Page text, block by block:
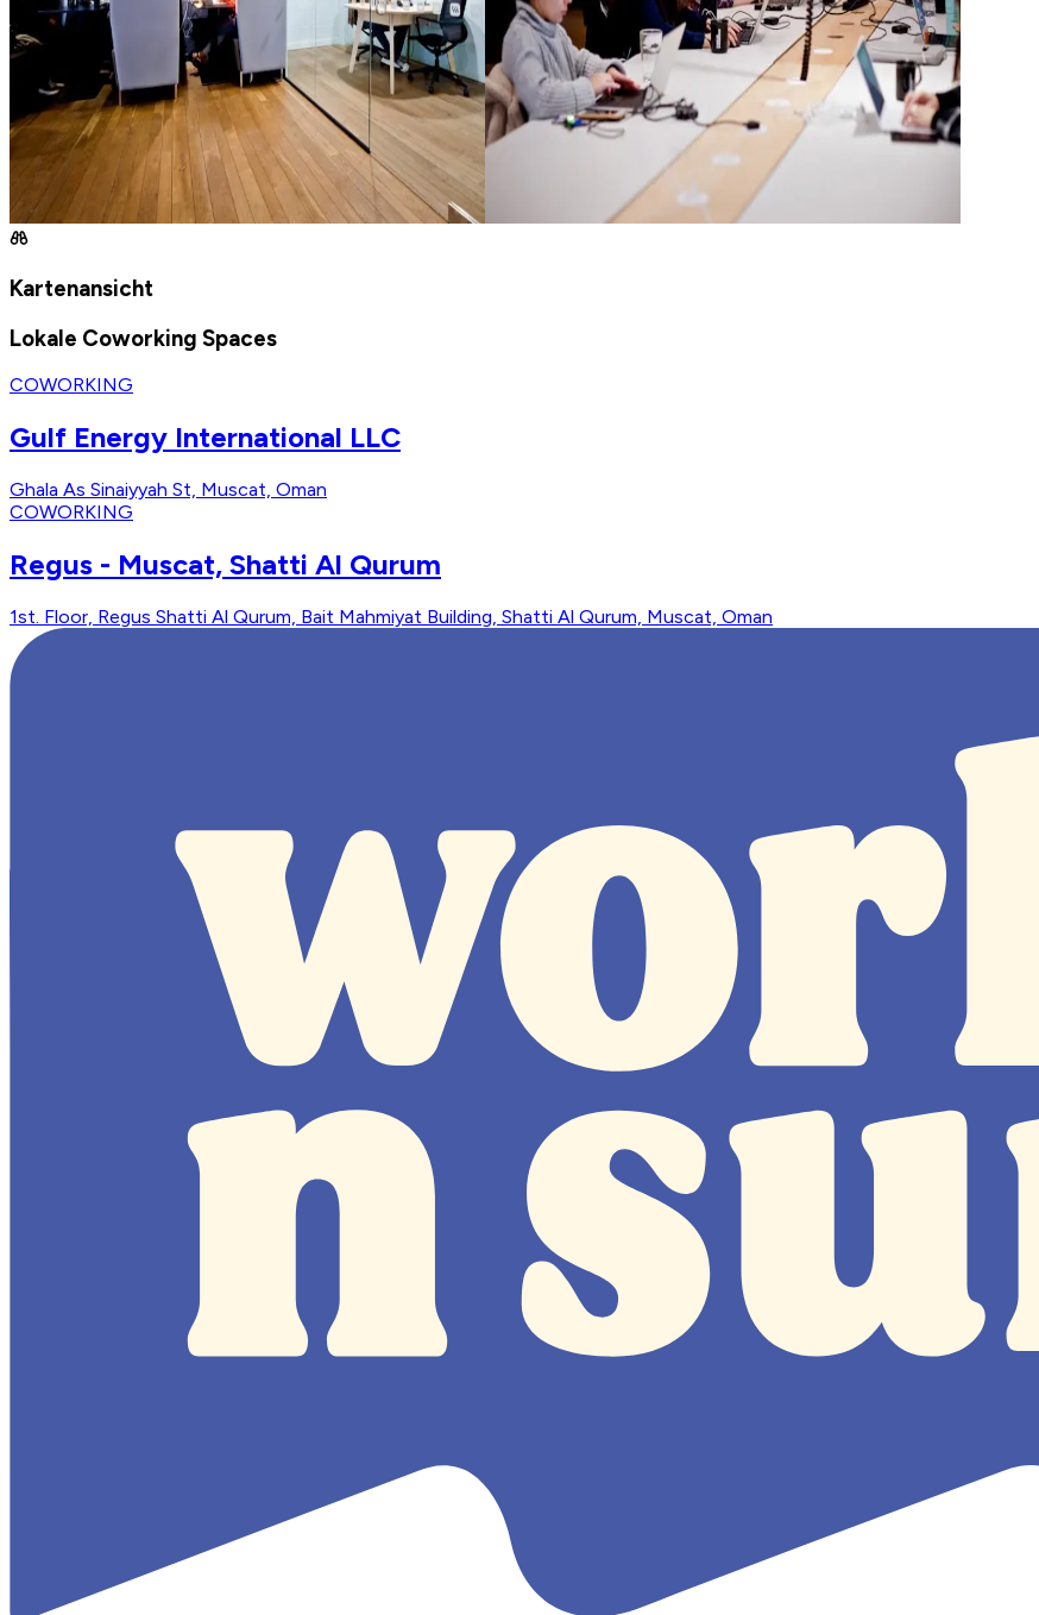
Kartenansicht
Lokale Coworking Spaces
COWORKING
Gulf Energy International LLC
Ghala As Sinaiyyah St, Muscat, Oman
COWORKING
Regus - Muscat, Shatti Al Qurum
1st. Floor, Regus Shatti Al Qurum, Bait Mahmiyat Building, Shatti Al Qurum, Muscat, Oman